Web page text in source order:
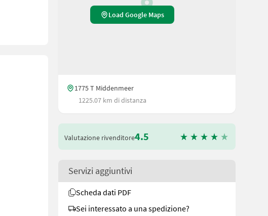
Load Google Maps
1775 T Middenmeer
1225.07 km di distanza
Valutazione rivenditore4.5
Servizi aggiuntivi
Scheda dati PDF
Sei interessato a una spedizione?